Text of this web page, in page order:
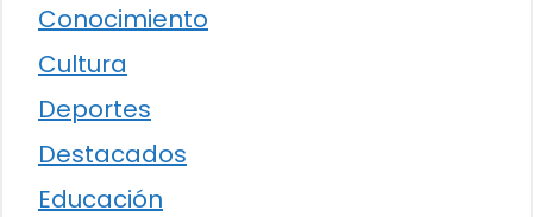
Conocimiento
Cultura
Deportes
Destacados
Educación